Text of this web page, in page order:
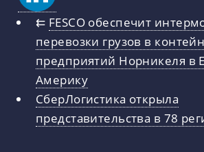
⇇ FESCO обеспечит
перевозки грузов в
предприятий Норникеля в
Америку
СберЛогистика открыла
представительства в 78